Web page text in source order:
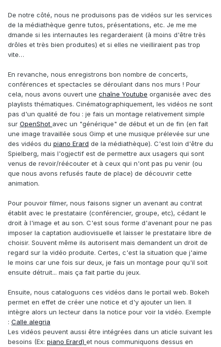
De notre côté, nous ne produisons pas de vidéos sur les services
de la médiathèque genre tutos, présentations, etc. Je me me
dmande si les internautes les regarderaient (à moins d'être très
drôles et très bien produites) et si elles ne vieilliraient pas trop
vite…
En revanche, nous enregistrons bon nombre de concerts,
conférences et spectacles se déroulant dans nos murs ! Pour
cela, nous avons ouvert une chaîne Youtube organisée avec des
playlists thématiques. Cinématographiquement, les vidéos ne sont
pas d'un qualité de fou : je fais un montage relativement simple
sur OpenShot avec un "générique" de début et un de fin (en fait
une image travaillée sous Gimp et une musique prélevée sur une
des vidéos du piano Erard de la médiathèque). C'est loin d'être du
Spielberg, mais l'ogjectif est de permettre aux usagers qui sont
venus de revoir/réécouter et à ceux qui n'ont pas pu venir (ou
que nous avons refusés faute de place) de découvrir cette
animation.
Pour pouvoir filmer, nous faisons signer un avenant au contrat
établit avec le prestataire (conférencier, groupe, etc), cédant le
droit à l'image et au son. C'est sous forme d'avenant pour ne pas
imposer la captation audiovisuelle et laisser le prestataire libre de
choisir. Souvent même ils autorisent mais demandent un droit de
regard sur la vidéo produite. Certes, c'est la situation que j'aime
le moins car une fois sur deux, je fais un montage pour qu'il soit
ensuite détruit... mais ça fait partie du jeux.
Ensuite, nous cataloguons ces vidéos dans le portail web. Bokeh
permet en effet de créer une notice et d'y ajouter un lien. Il
intègre alors un lecteur dans la notice pour voir la vidéo. Exemple
: Calle alegria
Les vidéos peuvent aussi être intégrées dans un aticle suivant les
besoins (Ex: piano Erard) et nous communiquons dessus en